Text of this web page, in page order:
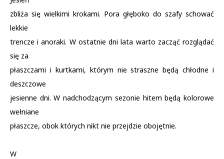
zbliża się wielkimi krokami. Pora głęboko do szafy schować
lekkie
trencze i anoraki. W ostatnie dni lata warto zacząć rozglądać
się za
płaszczami i kurtkami, którym nie straszne będą chłodne i
deszczowe
jesienne dni. W nadchodzącym sezonie hitem będą kolorowe
wełniane
płaszcze, obok których nikt nie przejdzie obojętnie.
W